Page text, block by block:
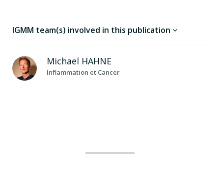
IGMM team(s) involved in this publication
Michael HAHNE
Inflammation et Cancer